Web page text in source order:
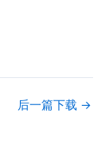
后一篇下载 →